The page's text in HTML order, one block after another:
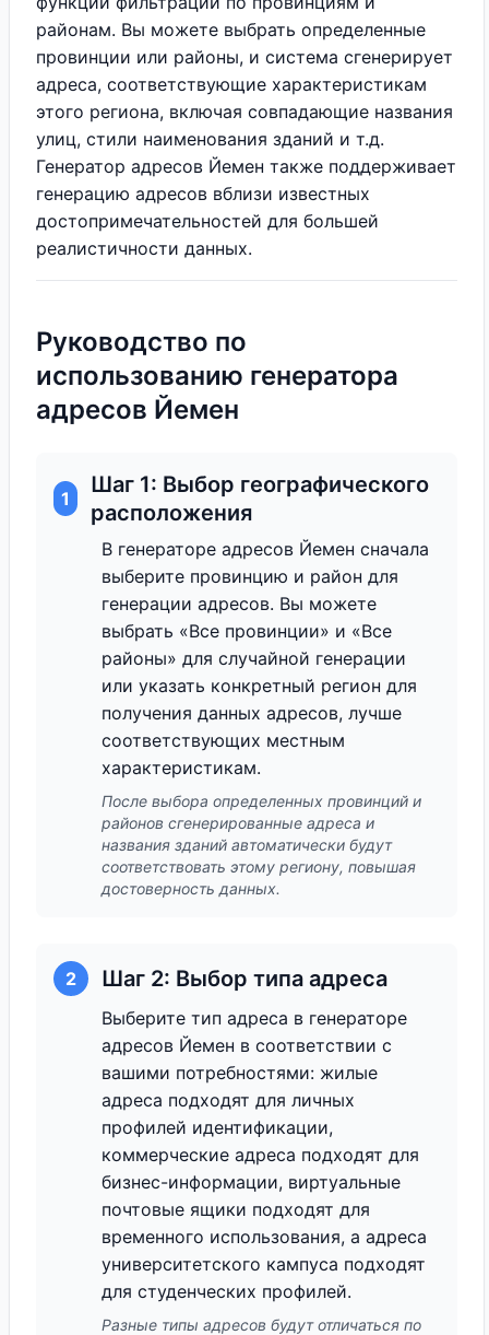
районам. Вы можете выбрать определенные
провинции или районы, и система сгенерирует
адреса, соответствующие характеристикам
этого региона, включая совпадающие названия
улиц, стили наименования зданий и т.д.
Генератор адресов Йемен также поддерживает
генерацию адресов вблизи известных
достопримечательностей для большей
реалистичности данных.
Руководство по
использованию генератора
адресов Йемен
1
Шаг 1: Выбор географического
расположения
В генераторе адресов Йемен сначала
выберите провинцию и район для
генерации адресов. Вы можете
выбрать «Все провинции» и «Все
районы» для случайной генерации
или указать конкретный регион для
получения данных адресов, лучше
соответствующих местным
характеристикам.
После выбора определенных провинций и
районов сгенерированные адреса и
названия зданий автоматически будут
соответствовать этому региону, повышая
достоверность данных.
2 Шаг 2: Выбор типа адреса
Выберите тип адреса в генераторе
адресов Йемен в соответствии с
вашими потребностями: жилые
адреса подходят для личных
профилей идентификации,
коммерческие адреса подходят для
бизнес-информации, виртуальные
почтовые ящики подходят для
временного использования, а адреса
университетского кампуса подходят
для студенческих профилей.
Разные типы адресов будут отличаться по